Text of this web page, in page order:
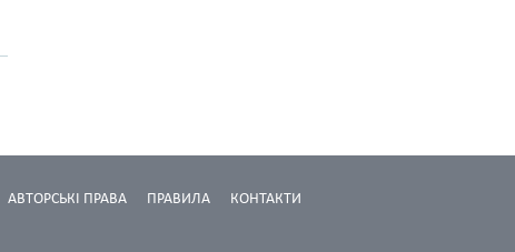
КОНТАКТИ
ПРАВИЛА
АВТОРСЬКІ ПРАВА